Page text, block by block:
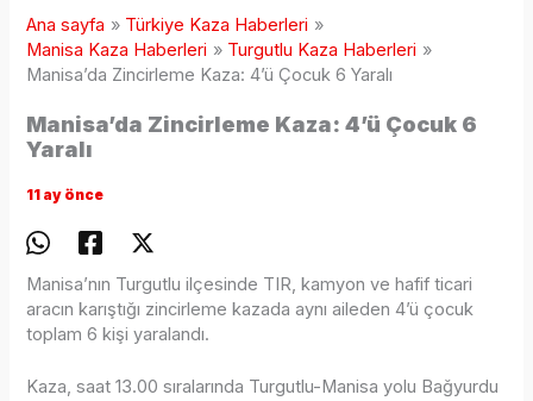
Ana sayfa
Türkiye Kaza Haberleri
Manisa Kaza Haberleri
Turgutlu Kaza Haberleri
Manisa’da Zincirleme Kaza: 4’ü Çocuk 6 Yaralı
Manisa’da Zincirleme Kaza: 4’ü Çocuk 6
Yaralı
11 ay önce
Manisa’nın Turgutlu ilçesinde TIR, kamyon ve hafif ticari
aracın karıştığı zincirleme kazada aynı aileden 4’ü çocuk
toplam 6 kişi yaralandı.
Kaza, saat 13.00 sıralarında Turgutlu-Manisa yolu Bağyurdu